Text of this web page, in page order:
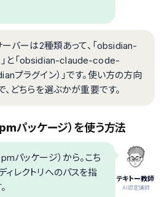
バーは2種類あって、「obsidian-
」と「obsidian-claude-code-
プラグイン）」です。使い方の方向
、どちらを選ぶかが重要です。
パッケージ）を使う方法
テキトー教師
.AI認定講師
パッケージ）から。こち
レクトリへのパスを指